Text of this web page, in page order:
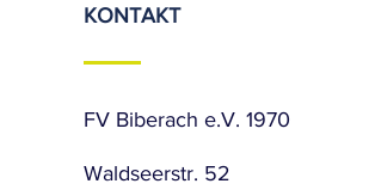
KONTAKT
FV Biberach e.V. 1970
Waldseerstr. 52